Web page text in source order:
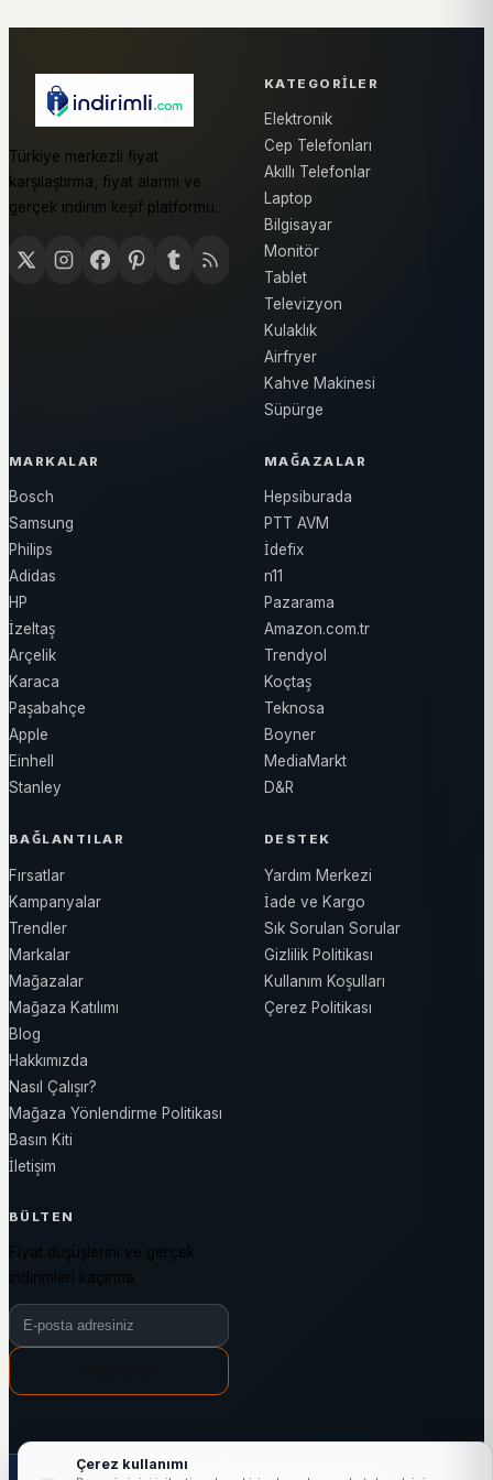
Türkiye merkezli fiyat
karşılaştırma, fiyat alarmı ve
gerçek indirim keşif platformu.
KATEGORILER
Elektronik
Cep Telefonları
Akıllı Telefonlar
Laptop
Bilgisayar
Monitör
Tablet
Televizyon
Kulaklık
Airfryer
Kahve Makinesi
Süpürge
MARKALAR
Bosch
Samsung
Philips
Adidas
HP
İzeltaş
Arçelik
Karaca
Paşabahçe
Apple
Einhell
Stanley
MAĞAZALAR
Hepsiburada
PTT AVM
İdefix
n11
Pazarama
Amazon.com.tr
Trendyol
Koçtaş
Teknosa
Boyner
MediaMarkt
D&R
BAĞLANTILAR
Fırsatlar
Kampanyalar
Trendler
Markalar
Mağazalar
Mağaza Katılımı
Blog
Hakkımızda
Nasıl Çalışır?
Mağaza Yönlendirme Politikası
Basın Kiti
İletişim
DESTEK
Yardım Merkezi
İade ve Kargo
Sık Sorulan Sorular
Gizlilik Politikası
Kullanım Koşulları
Çerez Politikası
BÜLTEN
Fiyat düşüşlerini ve gerçek
indirimleri kaçırma.
Bülten e-posta adresiniz
Çerez kullanımı